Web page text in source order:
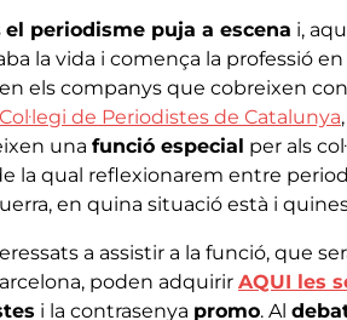
el periodisme puja a escena i,
la vida i comença la professió
els companys que cobreixen
Col·legi de Periodistes de Catalunya
una funció especial per als
la qual reflexionarem entre
en quina situació està i
a assistir a la funció, que
poden adquirir AQUI les
i la contrasenya promo. Al